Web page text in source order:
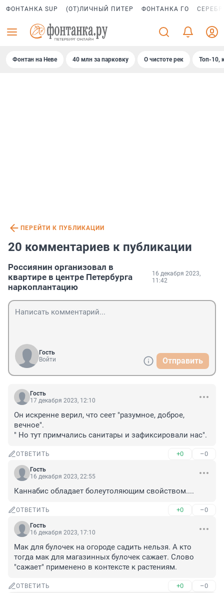
ФОНТАНКА SUP (ОТ)ЛИЧНЫЙ ПИТЕР ФОНТАНКА ГО
Фонтан на Неве 40 млн за парковку О чистоте рек Топ-10,
ПЕРЕЙТИ К ПУБЛИКАЦИИ
20 комментариев к публикации
Россиянин организовал в
квартире в центре Петербурга
наркоплантацию
16 декабря 2023,
11:42
Гость
Войти
Отправить
Гость
17 декабря 2023, 12:10
Он искренне верил, что сеет "разумное, доброе,
вечное".
" Но тут примчались санитары и зафиксировали нас".
ОТВЕТИТЬ +0 –0
Гость
16 декабря 2023, 22:55
Каннабис обладает болеутоляющим свойством....
ОТВЕТИТЬ +0 –0
Гость
16 декабря 2023, 17:10
Мак для булочек на огороде садить нельзя. А кто
тогда мак для магазинных булочек сажает. Слово
"сажает" применено в контексте к растениям.
ОТВЕТИТЬ +0 –0